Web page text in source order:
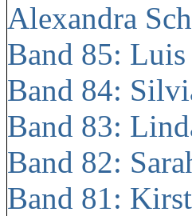
Alexandra
Band 85:
Band 84:
Band 83:
Band 82:
Band 81: